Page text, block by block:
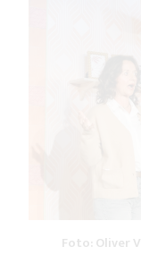
Foto: Oliver